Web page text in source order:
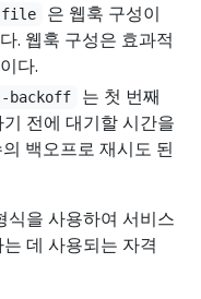
file
은 웹훅 구성이
. 웹훅 구성은 효과적
이다.
backoff
는 첫 번째
전에 대기할 시간을
백오프로 재시도 된
을 사용하여 서비스
데 사용되는 자격